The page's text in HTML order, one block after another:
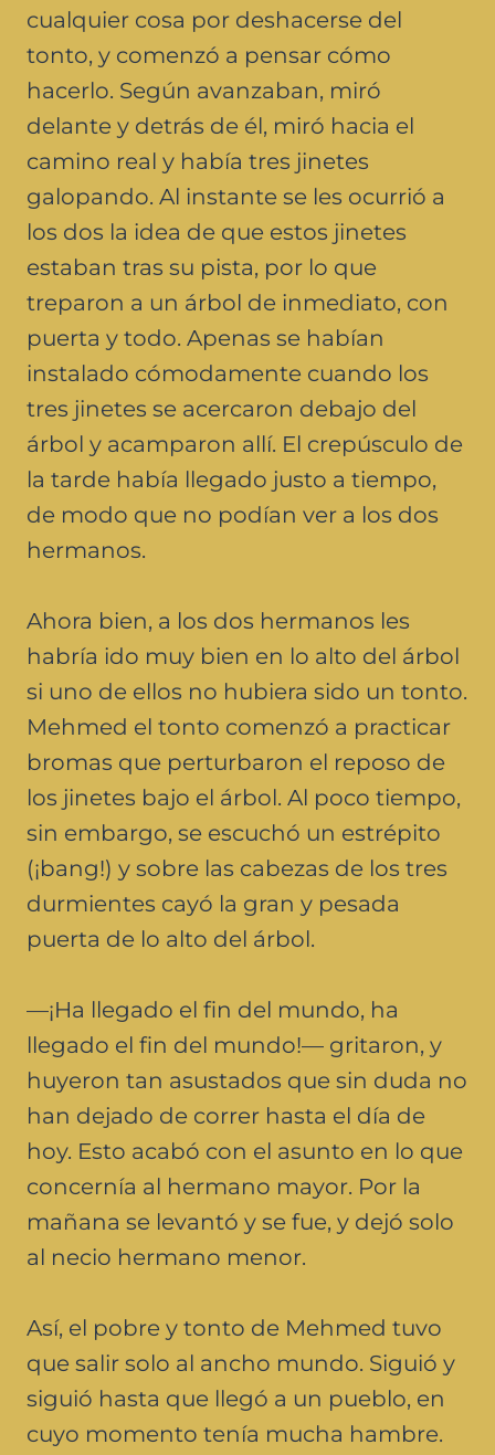
cualquier cosa por deshacerse del
tonto, y comenzó a pensar cómo
hacerlo. Según avanzaban, miró
delante y detrás de él, miró hacia el
camino real y había tres jinetes
galopando. Al instante se les ocurrió a
los dos la idea de que estos jinetes
estaban tras su pista, por lo que
treparon a un árbol de inmediato, con
puerta y todo. Apenas se habían
instalado cómodamente cuando los
tres jinetes se acercaron debajo del
árbol y acamparon allí. El crepúsculo de
la tarde había llegado justo a tiempo,
de modo que no podían ver a los dos
hermanos.
Ahora bien, a los dos hermanos les
habría ido muy bien en lo alto del árbol
si uno de ellos no hubiera sido un tonto.
Mehmed el tonto comenzó a practicar
bromas que perturbaron el reposo de
los jinetes bajo el árbol. Al poco tiempo,
sin embargo, se escuchó un estrépito
(¡bang!) y sobre las cabezas de los tres
durmientes cayó la gran y pesada
puerta de lo alto del árbol.
—¡Ha llegado el fin del mundo, ha
llegado el fin del mundo!— gritaron, y
huyeron tan asustados que sin duda no
han dejado de correr hasta el día de
hoy. Esto acabó con el asunto en lo que
concernía al hermano mayor. Por la
mañana se levantó y se fue, y dejó solo
al necio hermano menor.
Así, el pobre y tonto de Mehmed tuvo
que salir solo al ancho mundo. Siguió y
siguió hasta que llegó a un pueblo, en
cuyo momento tenía mucha hambre.